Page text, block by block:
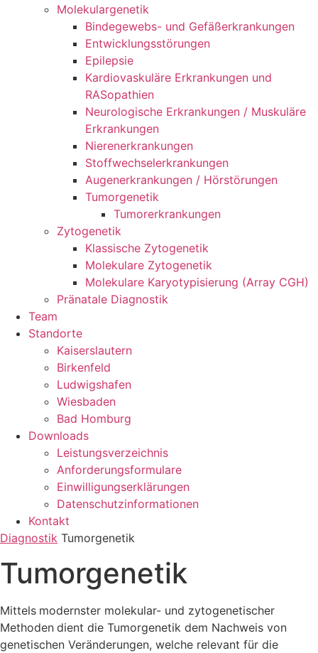
Molekulargenetik
Bindegewebs- und Gefäßerkrankungen
Entwicklungsstörungen
Epilepsie
Kardiovaskuläre Erkrankungen und
RASopathien
Neurologische Erkrankungen / Muskuläre
Erkrankungen
Nierenerkrankungen
Stoffwechselerkrankungen
Augenerkrankungen / Hörstörungen
Tumorgenetik
Tumorerkrankungen
Zytogenetik
Klassische Zytogenetik
Molekulare Zytogenetik
Molekulare Karyotypisierung (Array CGH)
Pränatale Diagnostik
Team
Standorte
Kaiserslautern
Birkenfeld
Ludwigshafen
Wiesbaden
Bad Homburg
Downloads
Leistungsverzeichnis
Anforderungsformulare
Einwilligungserklärungen
Datenschutzinformationen
Kontakt
Diagnostik Tumorgenetik
Tumorgenetik
Mittels modernster molekular- und zytogenetischer
Methoden dient die Tumorgenetik dem Nachweis von
genetischen Veränderungen, welche relevant für die